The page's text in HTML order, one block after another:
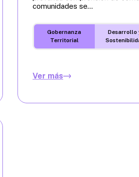
comunidades se...
Gobernanza
Territorial
Desarrollo
Ver más